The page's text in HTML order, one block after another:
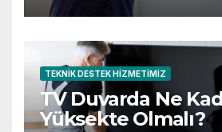
TEKNIK DESTEK HIZMETIMIZ
TV Duvarda Ne
Yüksekte Olmalı?